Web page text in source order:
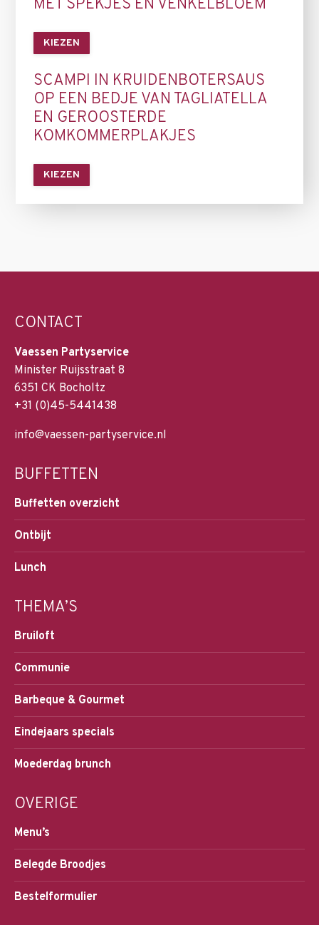
MET SPEKJES EN VENKELBLOEM
KIEZEN
SCAMPI IN KRUIDENBOTERSAUS
OP EEN BEDJE VAN TAGLIATELLA
EN GEROOSTERDE
KOMKOMMERPLAKJES
KIEZEN
CONTACT
Vaessen Partyservice
Minister Ruijsstraat 8
6351 CK Bocholtz
+31 (0)45-5441438
info@vaessen-partyservice.nl
BUFFETTEN
Buffetten overzicht
Ontbijt
Lunch
THEMA’S
Bruiloft
Communie
Barbeque & Gourmet
Eindejaars specials
Moederdag brunch
OVERIGE
Menu’s
Belegde Broodjes
Bestelformulier